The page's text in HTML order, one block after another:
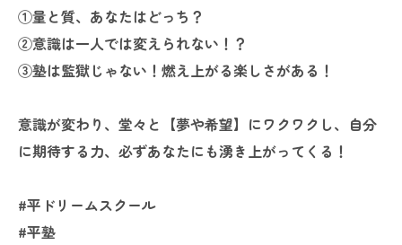
①量と質、あなたはどっち？
②意識は一人では変えられない！？
③塾は監獄じゃない！燃え上がる楽しさがある！
意識が変わり、堂々と【夢や希望】にワクワクし、自分
に期待する力、必ずあなたにも湧き上がってくる！
#平ドリームスクール
#平塾